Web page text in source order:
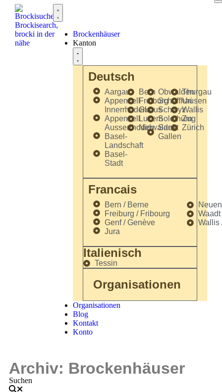
Brockenhäuser
Kanton
Deutsch
Aargau
Appenzell
Innerrhoden
Appenzell
Ausserrhoden
Basel-
Landschaft
Basel-
Stadt
Bern
Freiburg
Glarus
Luzern
Nidwalden
Obwalden
Schaffhausen
Schwyz
Solothurn
Sankt
Gallen
Thurgau
Uri
Wallis
Zug
Zürich
Francais
Bern / Berne
Freiburg / Fribourg
Genf / Genève
Jura
Wallis
Italienisch
Tessin
Organisationen
Organisationen
Blog
Kontakt
Konto
Archiv: Brockenhäuser
Suchen